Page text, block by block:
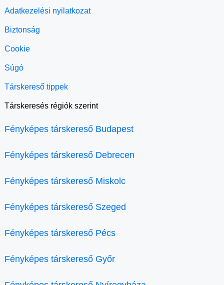
Adatkezelési nyilatkozat
Biztonság
Cookie
Súgó
Társkereső tippek
Társkeresés régiók szerint
Fényképes társkereső Budapest
Fényképes társkereső Debrecen
Fényképes társkereső Miskolc
Fényképes társkereső Szeged
Fényképes társkereső Pécs
Fényképes társkereső Győr